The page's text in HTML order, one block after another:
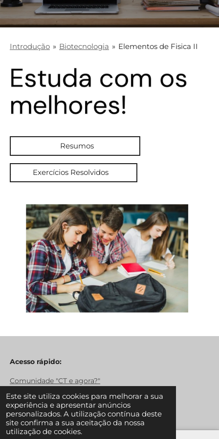
Este site utiliza cookies para melhorar a sua
experiência e apresentar anúncios
personalizados. A utilização contínua deste
site confirma a sua aceitação da nossa
utilização de cookies.
Introdução » Biotecnologia » Elementos de Fisica II
. Resumos .
. Exercícios Resolvidos .
Acesso rápido:
Comunidade "CT e agora?"
Redes sociais: